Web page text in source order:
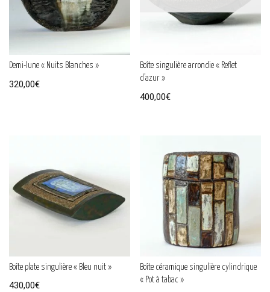
Demi-lune « Nuits Blanches »
320,00€
Boîte singulière arrondie « Reflet
d’azur »
400,00€
Boîte plate singulière « Bleu nuit »
430,00€
Boîte céramique singulière cylindrique
« Pot à tabac »